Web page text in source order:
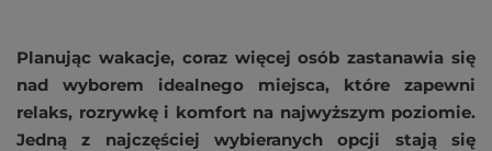
Planując wakacje, coraz więcej osób zastanawia się
nad wyborem idealnego miejsca, które zapewni
relaks, rozrywkę i komfort na najwyższym poziomie.
Jedną z najczęściej wybieranych opcji stają się